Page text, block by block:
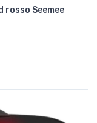
rosso Seemee